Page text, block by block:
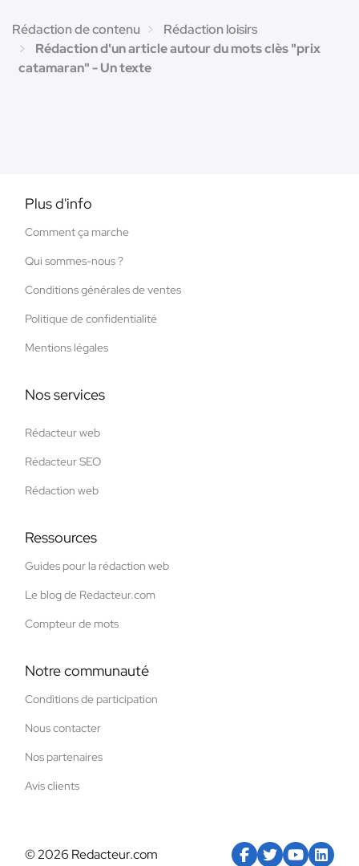
Rédaction de contenu
Rédaction loisirs
Rédaction d'un article autour du mots clès "prix
catamaran" - Un texte
Plus d'info
Comment ça marche
Qui sommes-nous ?
Conditions générales de ventes
Politique de confidentialité
Mentions légales
Nos services
Rédacteur web
Rédacteur SEO
Rédaction web
Ressources
Guides pour la rédaction web
Le blog de Redacteur.com
Compteur de mots
Notre communauté
Conditions de participation
Nous contacter
Nos partenaires
Avis clients
© 2026 Redacteur.com